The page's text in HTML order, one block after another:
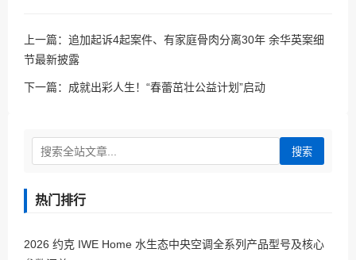
上一篇： 追加起诉4起案件、有家庭骨肉分离30年 余华英案细
节最新披露
下一篇： 成就出彩人生！“春蕾茁壮公益计划”启动
搜索
热门排行
2026 约克 IWE Home 水生态中央空调全系列产品型号及核心